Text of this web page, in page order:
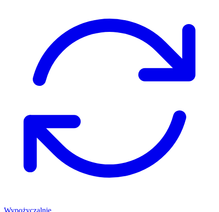
Wypożyczalnie